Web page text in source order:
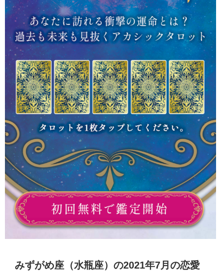
みずがめ座（水瓶座）の2021年7月の恋愛